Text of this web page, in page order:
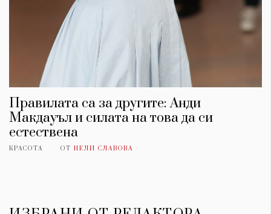
Правилата са за другите: Анди
Макдауъл и силата на това да си
естествена
КРАСОТА ОТ НЕЛИ СЛАВОВА
КАТЕГОРИИ
Wine&Dine
Условия за